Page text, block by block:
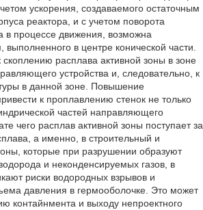
ускорения, создаваемого остаточным
реактора, и с учетом поворота
в процессе движения, возможна
выполненного в центре конической части.
расплава активной зоны в зоне
устройства и, следовательно, к
в данной зоне. Повышение
к проплавлению стенок не только
частей направляющего
чего расплав активной зоны поступает за
а именно, в строительный и
которые при разрушении образуют
и неконденсируемых газов, в
риски водородных взрывов и
давления в гермооболочке. Это может
контайнмента и выходу непроектного